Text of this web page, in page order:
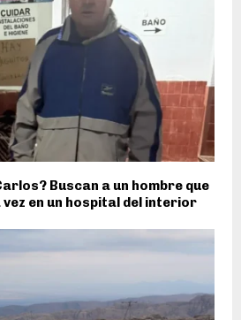
Buscan a un hombre que
en un hospital del interior